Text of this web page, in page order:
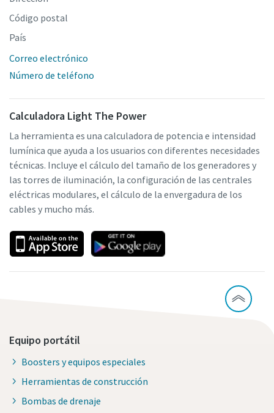
Código postal
País
Correo electrónico
Número de teléfono
Calculadora Light The Power
La herramienta es una calculadora de potencia e intensidad
lumínica que ayuda a los usuarios con diferentes necesidades
técnicas. Incluye el cálculo del tamaño de los generadores y
las torres de iluminación, la configuración de las centrales
eléctricas modulares, el cálculo de la envergadura de los
cables y mucho más.
Equipo portátil
Boosters y equipos especiales
Herramientas de construcción
Bombas de drenaje